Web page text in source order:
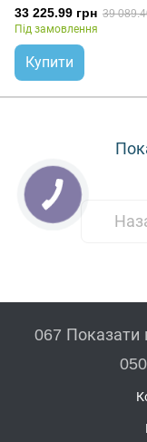
33 225.99 грн 39
Під замовлення
Купити
067 Показати